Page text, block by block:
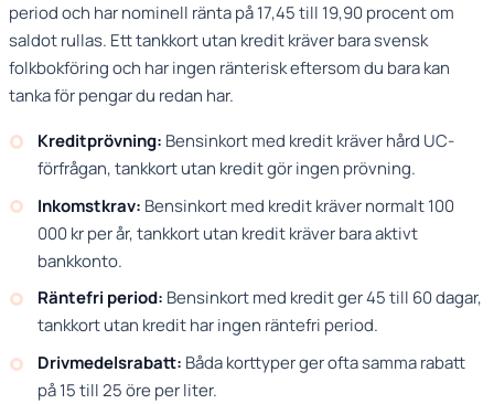
period och har nominell ränta på 17,45 till 19,90 procent om
saldot rullas. Ett tankkort utan kredit kräver bara svensk
folkbokföring och har ingen ränterisk eftersom du bara kan
tanka för pengar du redan har.
Kreditprövning: Bensinkort med kredit kräver hård UC-
förfrågan, tankkort utan kredit gör ingen prövning.
Inkomstkrav: Bensinkort med kredit kräver normalt 100
000 kr per år, tankkort utan kredit kräver bara aktivt
bankkonto.
Räntefri period: Bensinkort med kredit ger 45 till 60 dagar,
tankkort utan kredit har ingen räntefri period.
Drivmedelsrabatt: Båda korttyper ger ofta samma rabatt
på 15 till 25 öre per liter.